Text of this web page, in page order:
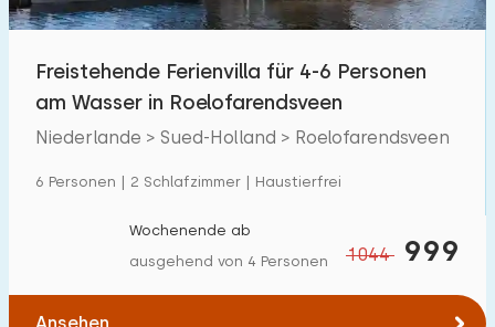
Freistehende Ferienvilla für 4-6 Personen
am Wasser in Roelofarendsveen
Niederlande > Sued-Holland > Roelofarendsveen
6 Personen | 2 Schlafzimmer | Haustierfrei
1044 999
Wochenende ab
ausgehend von 4 Personen